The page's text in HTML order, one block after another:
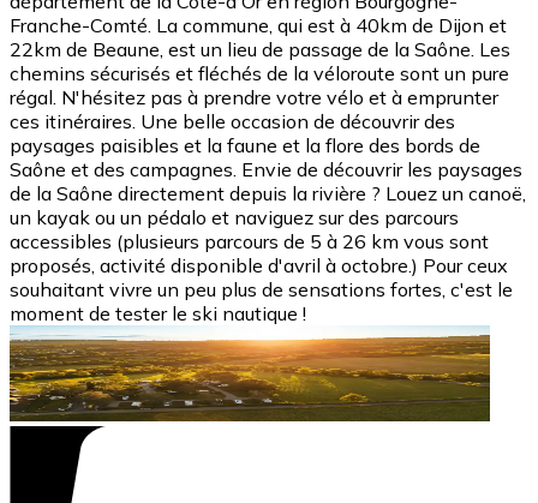
Franche-Comté. La commune, qui est à 40km de Dijon et
22km de Beaune, est un lieu de passage de la Saône. Les
chemins sécurisés et fléchés de la véloroute sont un pure
régal. N'hésitez pas à prendre votre vélo et à emprunter
ces itinéraires. Une belle occasion de découvrir des
paysages paisibles et la faune et la flore des bords de
Saône et des campagnes. Envie de découvrir les paysages
de la Saône directement depuis la rivière ? Louez un canoë,
un kayak ou un pédalo et naviguez sur des parcours
accessibles (plusieurs parcours de 5 à 26 km vous sont
proposés, activité disponible d'avril à octobre.) Pour ceux
souhaitant vivre un peu plus de sensations fortes, c'est le
moment de tester le ski nautique !